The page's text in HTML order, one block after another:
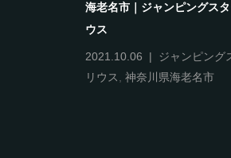
海老名市｜ジャンピングス
ウス
2021.10.06 ジャンピング
リウス, 神奈川県海老名市